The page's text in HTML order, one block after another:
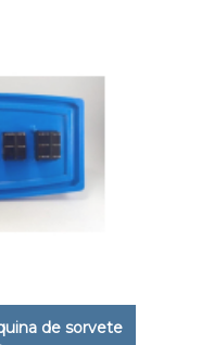
de sorvete